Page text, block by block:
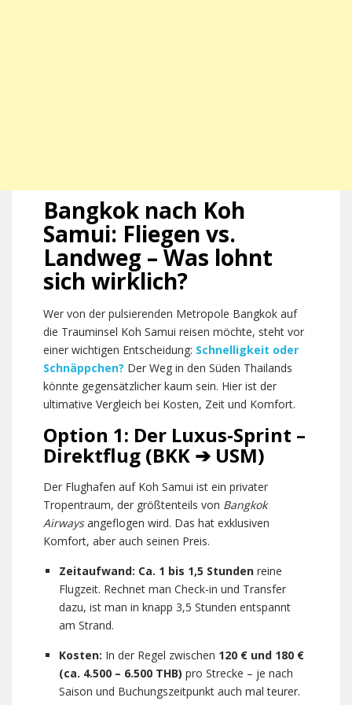
Bangkok nach Koh
Samui: Fliegen vs.
Landweg – Was lohnt
sich wirklich?
Wer von der pulsierenden Metropole Bangkok auf
die Trauminsel Koh Samui reisen möchte, steht vor
einer wichtigen Entscheidung: Schnelligkeit oder
Schnäppchen? Der Weg in den Süden Thailands
könnte gegensätzlicher kaum sein. Hier ist der
ultimative Vergleich bei Kosten, Zeit und Komfort.
Option 1: Der Luxus-Sprint –
Direktflug (BKK ➔ USM)
Der Flughafen auf Koh Samui ist ein privater
Tropentraum, der größtenteils von Bangkok
Airwaysangeflogen wird. Das hat exklusiven
Komfort, aber auch seinen Preis.
Zeitaufwand: Ca. 1 bis 1,5 Stunden reine
Flugzeit. Rechnet man Check-in und Transfer
dazu, ist man in knapp 3,5 Stunden entspannt
am Strand.
Kosten: In der Regel zwischen 120 € und 180 €
(ca. 4.500 – 6.500 THB) pro Strecke – je nach
Saison und Buchungszeitpunkt auch mal teurer.